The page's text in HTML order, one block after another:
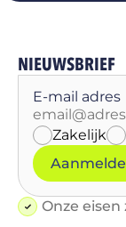
NIEUWSBRIEF
E-mail adres
Zakelijk
Onze